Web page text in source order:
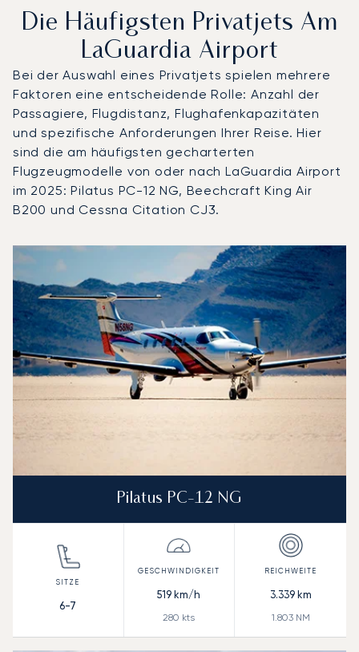
Die Häufigsten Privatjets Am
LaGuardia Airport
Bei der Auswahl eines Privatjets spielen mehrere
Faktoren eine entscheidende Rolle: Anzahl der
Passagiere, Flugdistanz, Flughafenkapazitäten
und spezifische Anforderungen Ihrer Reise. Hier
sind die am häufigsten gecharterten
Flugzeugmodelle von oder nach LaGuardia Airport
im 2025: Pilatus PC-12 NG, Beechcraft King Air
B200 und Cessna Citation CJ3.
Foto des Flugzeugs
Flugzeugmodell
Geschwindigkeit (km/h)
Geschwindigkeit (Knoten)
Reichweite (NM)
Pilatus PC-12 NG
6-7
519 km/h
280 kts
3.339km
1.803NM